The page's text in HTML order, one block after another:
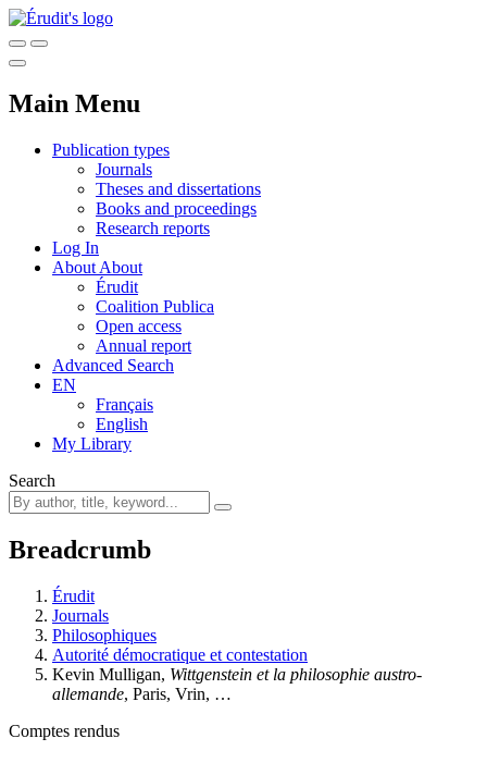
Main Menu
Publication types
Journals
Theses and dissertations
Books and proceedings
Research reports
Log In
About About
Érudit
Coalition Publica
Open access
Annual report
Advanced Search
EN
Français
English
My Library
Search
Breadcrumb
Érudit
Journals
Philosophiques
Autorité démocratique et contestation
Kevin Mulligan, Wittgenstein et la philosophie austro-
allemande, Paris, Vrin, …
Comptes rendus